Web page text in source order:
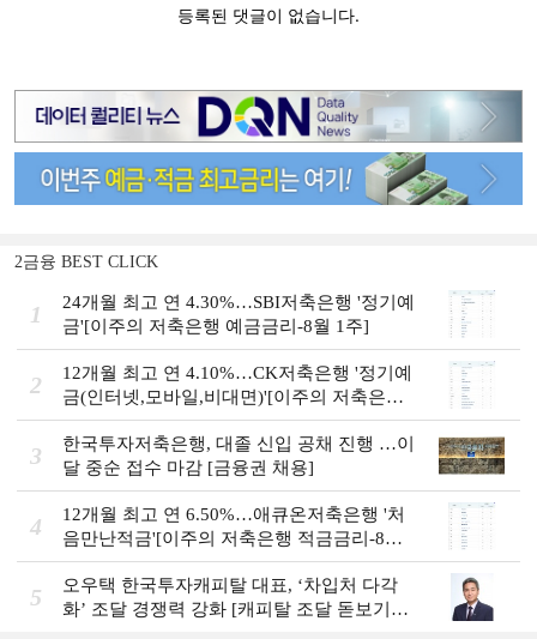
2금융 BEST CLICK
1
24개월 최고 연 4.30%…SBI저축은행 '정기예
금'[이주의 저축은행 예금금리-8월 1주]
2
12개월 최고 연 4.10%…CK저축은행 '정기예
금(인터넷,모바일,비대면)'[이주의 저축은행
예금금리-8월 1주]
3
한국투자저축은행, 대졸 신입 공채 진행 …이
달 중순 접수 마감 [금융권 채용]
4
12개월 최고 연 6.50%…애큐온저축은행 '처
음만난적금'[이주의 저축은행 적금금리-8월
1주]
5
오우택 한국투자캐피탈 대표, ‘차입처 다각
화ʼ 조달 경쟁력 강화 [캐피탈 조달 돋보기